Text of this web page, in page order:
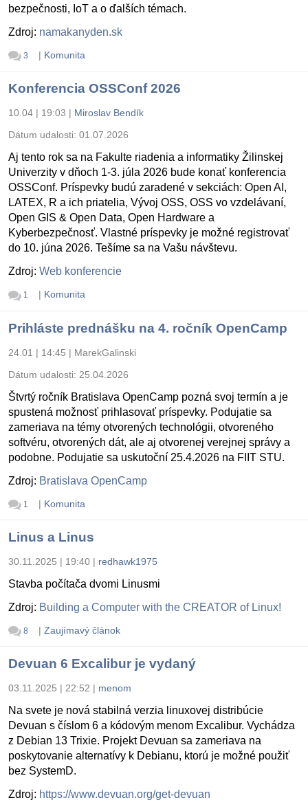
bezpečnosti, IoT a o ďalších témach.
Zdroj: namakanyden.sk
3 | Komunita
Konferencia OSSConf 2026
10.04 | 19:03 | Miroslav Bendík
Dátum udalosti: 01.07.2026
Aj tento rok sa na Fakulte riadenia a informatiky Žilinskej
Univerzity v dňoch 1-3. júla 2026 bude konať konferencia
OSSConf. Príspevky budú zaradené v sekciách: Open AI,
LATEX, R a ich priatelia, Vývoj OSS, OSS vo vzdelávaní,
Open GIS & Open Data, Open Hardware a
Kyberbezpečnosť. Vlastné príspevky je možné registrovať
do 10. júna 2026. Tešíme sa na Vašu návštevu.
Zdroj: Web konferencie
1 | Komunita
Prihláste prednášku na 4. ročník OpenCamp
24.01 | 14:45 | MarekGalinski
Dátum udalosti: 25.04.2026
Štvrtý ročník Bratislava OpenCamp pozná svoj termín a je
spustená možnosť prihlasovať príspevky. Podujatie sa
zameriava na témy otvorených technológii, otvoreného
softvéru, otvorených dát, ale aj otvorenej verejnej správy a
podobne. Podujatie sa uskutoční 25.4.2026 na FIIT STU.
Zdroj: Bratislava OpenCamp
1 | Komunita
Linus a Linus
30.11.2025 | 19:40 | redhawk1975
Stavba počítača dvomi Linusmi
Zdroj: Building a Computer with the CREATOR of Linux!
8 | Zaujímavý článok
Devuan 6 Excalibur je vydaný
03.11.2025 | 22:52 | menom
Na svete je nová stabilná verzia linuxovej distribúcie
Devuan s číslom 6 a kódovým menom Excalibur. Vychádza
z Debian 13 Trixie. Projekt Devuan sa zameriava na
poskytovanie alternatívy k Debianu, ktorú je možné použiť
bez SystemD.
Zdroj: https://www.devuan.org/get-devuan